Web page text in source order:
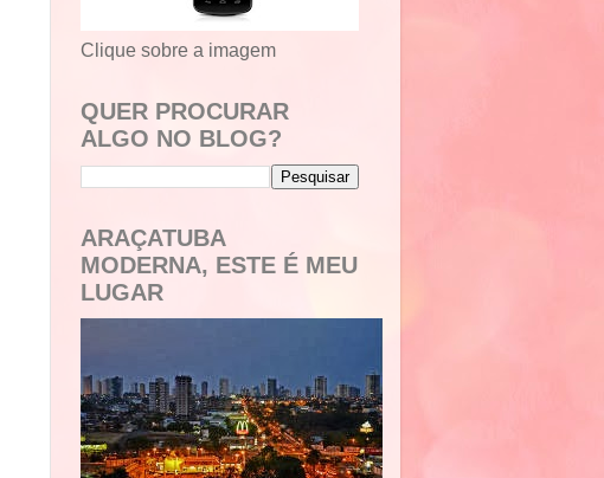
Clique sobre a imagem
QUER PROCURAR
ALGO NO BLOG?
ARAÇATUBA
MODERNA, ESTE É MEU
LUGAR